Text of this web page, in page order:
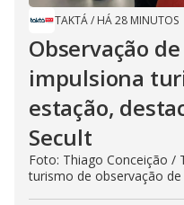
TAKTÁ/ HÁ 28 MINUTOS
Observação
impulsiona
estação,
Secult
Foto: Thiago Conceição /
turismo de observação de